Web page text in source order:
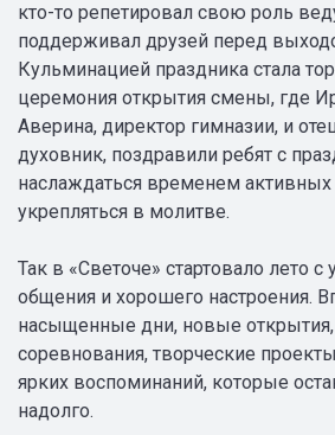
кто-то репетировал свою роль
поддерживал друзей перед
Кульминацией праздника стала
церемония открытия смены, где
Аверина, директор гимназии, и
духовник, поздравили ребят с
наслаждаться временем активных
укрепляться в молитве.
Так в «Светоче» стартовало лето с
общения и хорошего настроения.
насыщенные дни, новые
соревнования, творческие
ярких воспоминаний, которые
надолго.